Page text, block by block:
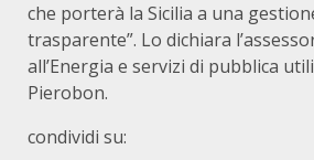
che porterà la Sicilia a una
trasparente”. Lo dichiara
all’Energia e servizi di pubblica
Pierobon.
condividi su: